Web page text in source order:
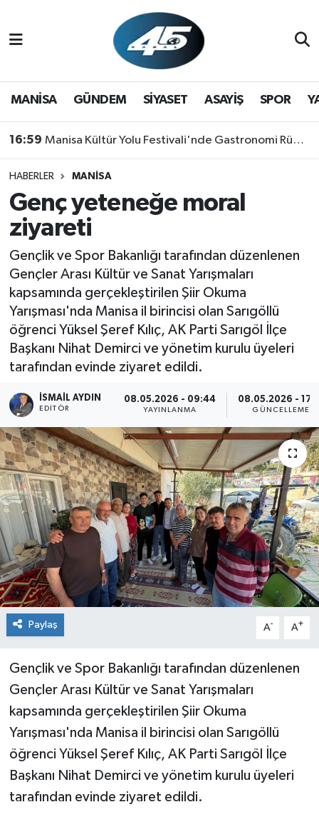
MANİSA GÜNDEM SİYASET ASAYİŞ SPOR
16:59 Manisa Kültür Yolu Festivali'nde Gastronomi Rüzgarı: Lezzetin Yıldızı "Manisa Kebabı" Oldu!
HABERLER MANİSA
Genç yeteneğe moral
ziyareti
Gençlik ve Spor Bakanlığı tarafından düzenlenen
Gençler Arası Kültür ve Sanat Yarışmaları
kapsamında gerçekleştirilen Şiir Okuma
Yarışması'nda Manisa il birincisi olan Sarıgöllü
öğrenci Yüksel Şeref Kılıç, AK Parti Sarıgöl İlçe
Başkanı Nihat Demirci ve yönetim kurulu üyeleri
tarafından evinde ziyaret edildi.
İSMAIL AYDIN
EDITÖR
08.05.2026 - 09:44
YAYINLANMA
08.05.2026 -
GÜNCELLEME
Paylaş A- A+
Gençlik ve Spor Bakanlığı tarafından düzenlenen
Gençler Arası Kültür ve Sanat Yarışmaları
kapsamında gerçekleştirilen Şiir Okuma
Yarışması'nda Manisa il birincisi olan Sarıgöllü
öğrenci Yüksel Şeref Kılıç, AK Parti Sarıgöl İlçe
Başkanı Nihat Demirci ve yönetim kurulu üyeleri
tarafından evinde ziyaret edildi.
GÜNDEM
SPOR
YAŞAM
RESMİ REKLAM
Hava Durumu
Trafik Durumu
Son Dakika Haberleri
Haber Arşivi